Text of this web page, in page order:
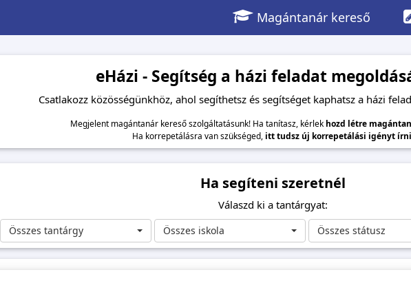
Magántanár kereső
eHázi - Segítség a házi feladat
Csatlakozz közösségünkhöz, ahol segíthetsz és segítséget kaphatsz a házi
Megjelent magántanár kereső szolgáltatásunk! Ha tanítasz, kérlek hozd létre
Ha korrepetálásra van szükséged, itt tudsz új korrepetálási igényt írni
Ha segíteni szeretnél
Válaszd ki a tantárgyat:
Összes tantárgy Összes iskola Összes státusz